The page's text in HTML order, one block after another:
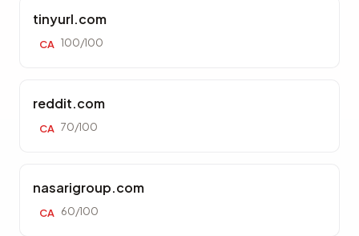
tinyurl.com
CA 100/100
reddit.com
CA 70/100
nasarigroup.com
CA 60/100